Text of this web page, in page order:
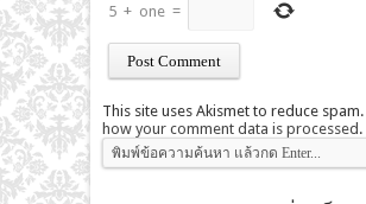
5 + one =
This site uses Akismet to reduce spam.
how your comment data is processed .